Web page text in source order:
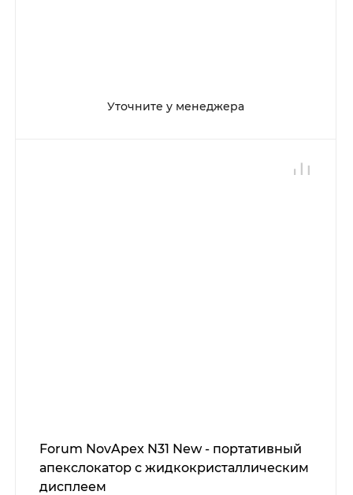
Уточните у менеджера
Forum NovApex N31 New - портативный
апекслокатор с жидкокристаллическим
дисплеем